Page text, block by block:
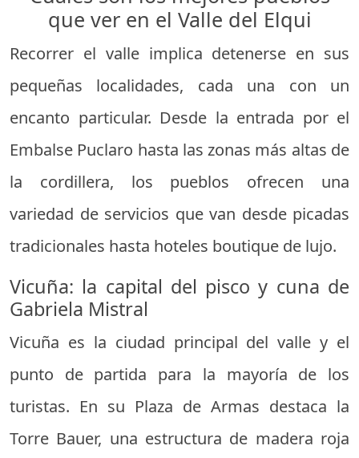
que ver en el Valle del Elqui
Recorrer el valle implica detenerse en sus
pequeñas localidades, cada una con un
encanto particular. Desde la entrada por el
Embalse Puclaro hasta las zonas más altas de
la cordillera, los pueblos ofrecen una
variedad de servicios que van desde picadas
tradicionales hasta hoteles boutique de lujo.
Vicuña: la capital del pisco y cuna de
Gabriela Mistral
Vicuña es la ciudad principal del valle y el
punto de partida para la mayoría de los
turistas. En su Plaza de Armas destaca la
Torre Bauer, una estructura de madera roja